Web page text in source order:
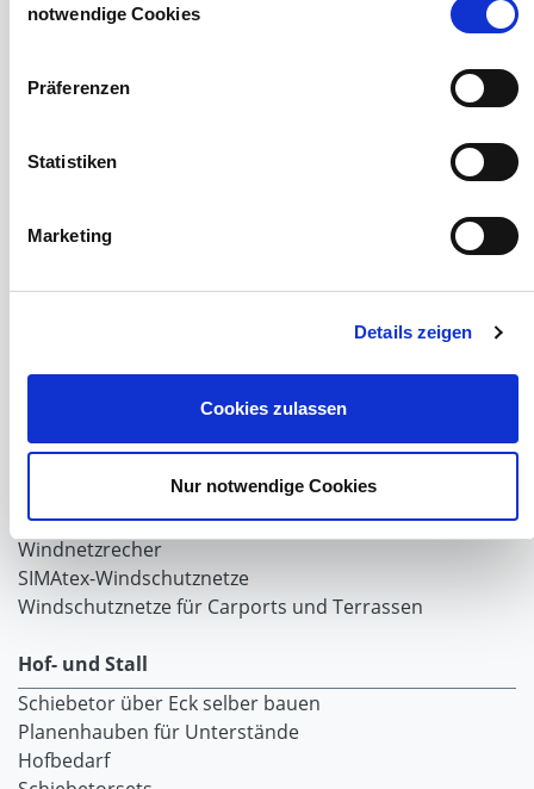
haben.
notwendige Cookies
Präferenzen
Statistiken
Marketing
Details zeigen
Cookies zulassen
Nur notwendige Cookies
Milchfieberprophylaxe
Saatgut für die Pferdeweide
Windschutznetz für Pferdeführanlagen
Lubratec Tore
Windschutznetz mit Ösen
Windschutznetz mit Keder
PVC Lamellen für Pferdeställe
Windschutznetz Meterware
Rollvorhang-Systeme
Schiebevorhang
Windnetzrecher
SIMAtex-Windschutznetze
Windschutznetze für Carports und Terrassen
Hof- und Stall
Schiebetor über Eck selber bauen
Planenhauben für Unterstände
Hofbedarf